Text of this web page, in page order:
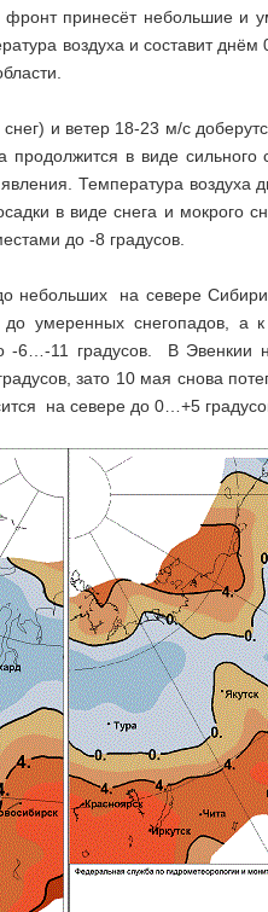
принесёт небольшие и
воздуха и составит
и ветер 18-23 м/с
продолжится в виде
Температура
в виде снега и мокрого
до -8 градусов.
небольших на севере
умеренных снегопадов, а
-6…-11 градусов. В Эвенкии
зато 10 мая снова
на севере до 0…+5